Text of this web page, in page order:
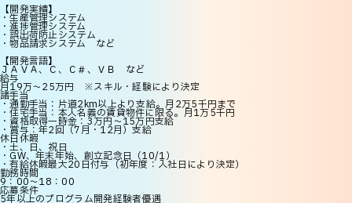
【開発実績】
・生産管理システム
・進捗管理システム
・誤出荷防止システム
・物品請求システム など
【開発言語】
ＪＡＶＡ、Ｃ、Ｃ＃、ＶＢ など
給与
月19万～25万円 ※スキル・経験により決定
諸手当
・通勤手当：片道2km以上より支給。月2万5千円まで
・住宅手当：本人名義の賃貸物件に限る。月1万5千円
・資格取得一時金：3万円～15万円支給
・賞与：年2回（7月・12月）支給
休日休暇
・土、日、祝日
・GW、年末年始、創立記念日（10/1）
・有給休暇最大20日付与（初年度：入社日により決定）
勤務時間
9：00～18：00
応募条件
5年以上のプログラム開発経験者優遇